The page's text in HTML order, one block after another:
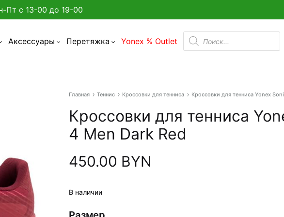
Пт с 13-00 до 19-00
Аксессуары Перетяжка Yonex % Outlet
Поиск
товаров
Главная Теннис Кроссовки для тенниса Кроссовки для тенниса Yonex
Кроссовки для тенниса
4 Men Dark Red
450.00 BYN
В наличии